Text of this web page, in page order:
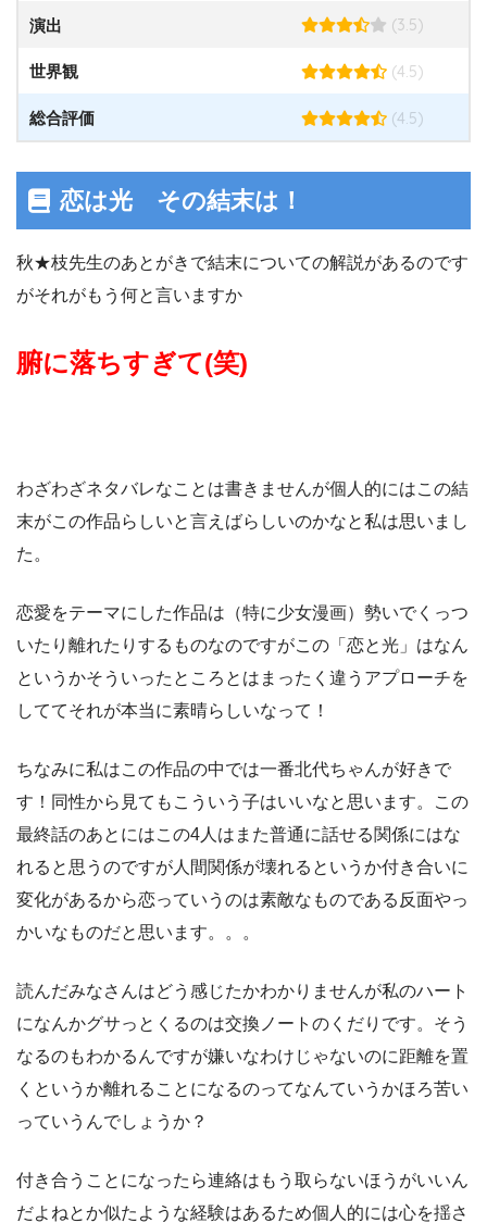
演出 (3.5)
世界観 (4.5)
総合評価 (4.5)
恋は光 その結末は！
秋★枝先生のあとがきで結末についての解説があるのです
がそれがもう何と言いますか
腑に落ちすぎて(笑)
わざわざネタバレなことは書きませんが個人的にはこの結
末がこの作品らしいと言えばらしいのかなと私は思いまし
た。
恋愛をテーマにした作品は（特に少女漫画）勢いでくっつ
いたり離れたりするものなのですがこの「恋と光」はなん
というかそういったところとはまったく違うアプローチを
しててそれが本当に素晴らしいなって！
ちなみに私はこの作品の中では一番北代ちゃんが好きで
す！同性から見てもこういう子はいいなと思います。この
最終話のあとにはこの4人はまた普通に話せる関係にはな
れると思うのですが人間関係が壊れるというか付き合いに
変化があるから恋っていうのは素敵なものである反面やっ
かいなものだと思います。。。
読んだみなさんはどう感じたかわかりませんが私のハート
になんかグサっとくるのは交換ノートのくだりです。そう
なるのもわかるんですが嫌いなわけじゃないのに距離を置
くというか離れることになるのってなんていうかほろ苦い
っていうんでしょうか？
付き合うことになったら連絡はもう取らないほうがいいん
だよねとか似たような経験はあるため個人的には心を揺さ